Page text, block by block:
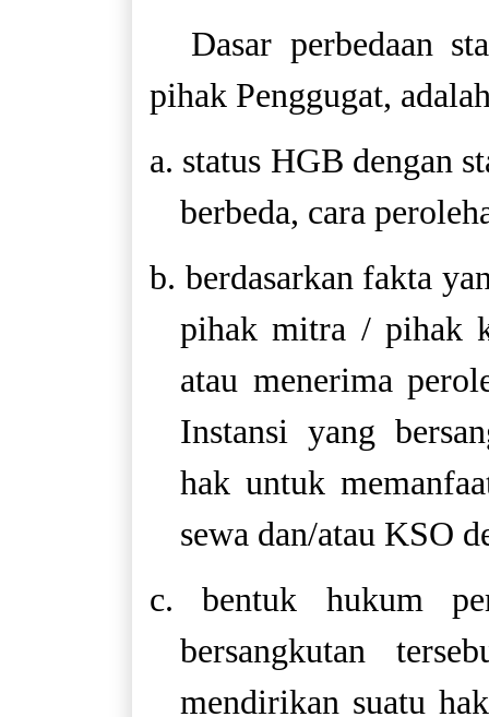
Dasar perbedaan
pihak Penggugat,
a. status HGB dengan
berbeda, cara
b. berdasarkan fakta
pihak mitra / pihak
atau menerima
Instansi yang
hak untuk
sewa dan/atau KSO
c. bentuk hukum
bersangkutan
mendirikan suatu